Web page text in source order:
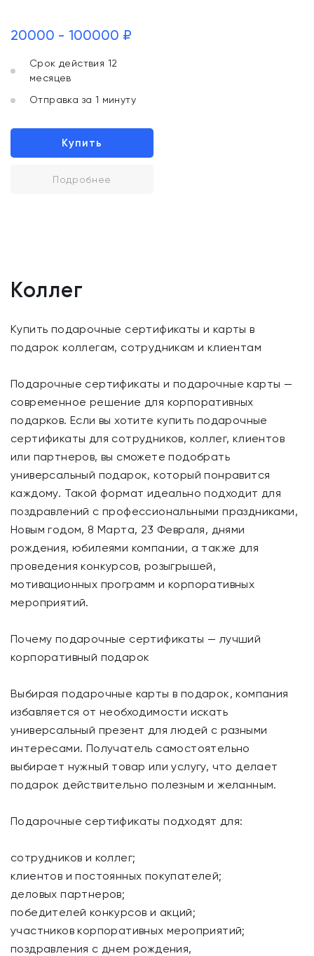
20000 - 100000 ₽
Срок действия 12
месяцев
Отправка за 1 минуту
Купить
Подробнее
Коллег
Купить подарочные сертификаты и карты в
подарок коллегам, сотрудникам и клиентам
Подарочные сертификаты и подарочные карты —
современное решение для корпоративных
подарков. Если вы хотите купить подарочные
сертификаты для сотрудников, коллег, клиентов
или партнеров, вы сможете подобрать
универсальный подарок, который понравится
каждому. Такой формат идеально подходит для
поздравлений с профессиональными праздниками,
Новым годом, 8 Марта, 23 Февраля, днями
рождения, юбилеями компании, а также для
проведения конкурсов, розыгрышей,
мотивационных программ и корпоративных
мероприятий.
Почему подарочные сертификаты — лучший
корпоративный подарок
Выбирая подарочные карты в подарок, компания
избавляется от необходимости искать
универсальный презент для людей с разными
интересами. Получатель самостоятельно
выбирает нужный товар или услугу, что делает
подарок действительно полезным и желанным.
Подарочные сертификаты подходят для:
сотрудников и коллег;
клиентов и постоянных покупателей;
деловых партнеров;
победителей конкурсов и акций;
участников корпоративных мероприятий;
поздравления с днем рождения,